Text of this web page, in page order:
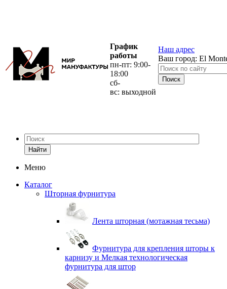
График
работы
пн-пт: 9:00-
18:00
сб-
вс: выходной
Наш адрес
Ваш город: El
Найти
Меню
Каталог
Шторная фурнитура
Лента шторная (мотажная тесьма)
Фурнитура для крепления шторы к
карнизу и Мелкая технологическая
фурнитура для штор